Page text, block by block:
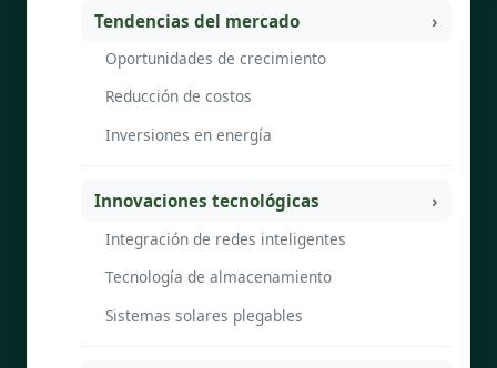
Tendencias del mercado
Oportunidades de crecimiento
Reducción de costos
Inversiones en energía
Innovaciones tecnológicas
Integración de redes inteligentes
Tecnología de almacenamiento
Sistemas solares plegables